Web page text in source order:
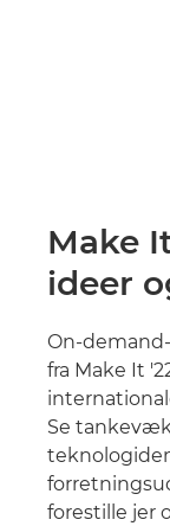
Make
ideer
On-
fra Make It
Se
forestille jer